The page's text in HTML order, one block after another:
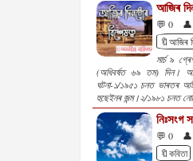
আজিৰ
💬 0
🔖আজিৰ
মাৰ্চ ৯
(অধিবৰ্ষত ৬৯ তম) দিন।
ঘটনা-১/১৯৫১ চনত ভাৰতৰ
হুছেইনৰ জন্ম।২/১৯৮১ চনত
নিঃসংগ
💬 0
🔖কবিতা